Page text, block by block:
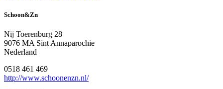
Schoon&Zn
Nij Toerenburg 28
9076 MA Sint Annaparochie
Nederland
0518 461 469
http://www.schoonenzn.nl/